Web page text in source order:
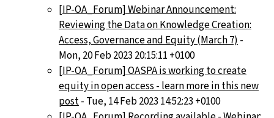
[IP-OA_Forum] Webinar Announcement:
Reviewing the Data on Knowledge Creation:
Access, Governance and Equity (March 7) -
Mon, 20 Feb 2023 20:15:11 +0100
[IP-OA_Forum] OASPA is working to create
equity in open access - learn more in this new
post- Tue, 14 Feb 2023 14:52:23 +0100